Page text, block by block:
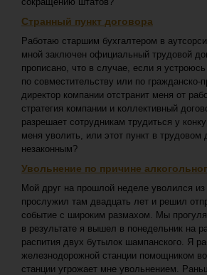
Странный пункт договора
Работаю старшим бухгалтером в
мной заключен официальный трудовой
прописано, что в случае, если я
по совместительству или по гражданско-
директор компании отстранит меня от
стратегия компании и коллективный
разрешает сотрудникам трудиться у
меня уволить, или этот пункт в трудовом
незаконным?
Увольнение по причине
Мой друг на прошлой неделе уволился
прослужил там двадцать лет и решил
событие с широким размахом. Мы
в результате я вышел в понедельник на
распития двух бутылок шампанского. Я
железнодорожной станции помощником
станции угрожает мне увольнением.